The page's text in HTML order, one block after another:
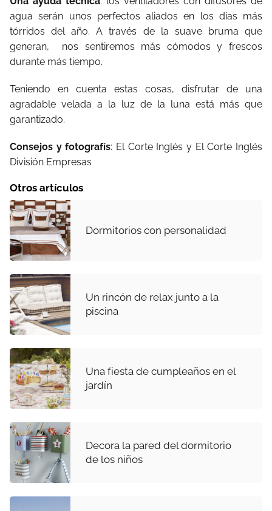
agua serán unos perfectos aliados en los días más
tórridos del año. A través de la suave bruma que
generan, nos sentiremos más cómodos y frescos
durante más tiempo.
Teniendo en cuenta estas cosas, disfrutar de una
agradable velada a la luz de la luna está más que
garantizado.
Consejos y fotografís: El Corte Inglés y El Corte Inglés
División Empresas
Otros artículos
Dormitorios con personalidad
Un rincón de relax junto a la
piscina
Una fiesta de cumpleaños en el
jardín
Decora la pared del dormitorio
de los niños